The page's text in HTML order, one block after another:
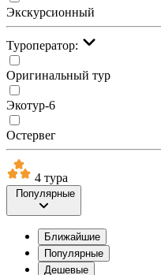
Экскурсионный
Туроператор:
Оригинальный тур
Экотур-6
Остервег
4 тура
Популярные
Ближайшие
Популярные
Дешевые